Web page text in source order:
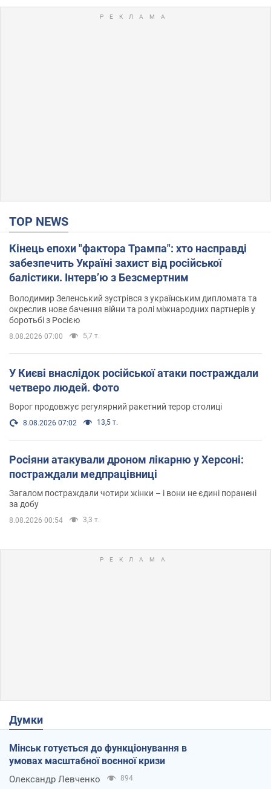
TOP NEWS
Кінець епохи "фактора Трампа": хто насправді
забезпечить Україні захист від російської
балістики. Інтерв’ю з Безсмертним
Володимир Зеленський зустрівся з українським дипломата та
окреслив нове бачення війни та ролі міжнародних партнерів у
боротьбі з Росією
8.08.2026 07:00 5,7 т.
У Києві внаслідок російської атаки постраждали
четверо людей. Фото
Ворог продовжує регулярний ракетний терор столиці
8.08.2026 07:02 13,5 т.
Росіяни атакували дроном лікарню у Херсоні:
постраждали медпрацівниці
Загалом постраждали чотири жінки – і вони не єдині поранені
за добу
8.08.2026 00:54 3,3 т.
Думки
Мінськ готується до функціонування в
умовах масштабної воєнної кризи
Олександр Левченко 894